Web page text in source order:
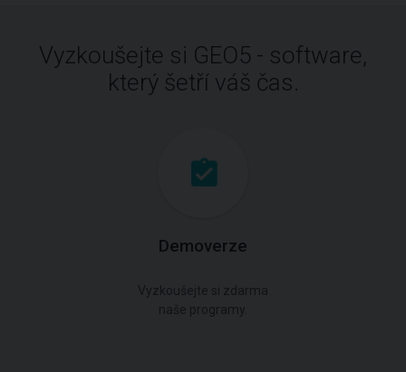
Vyzkoušejte si GEO5 - software,
který šetří váš čas.
Demoverze